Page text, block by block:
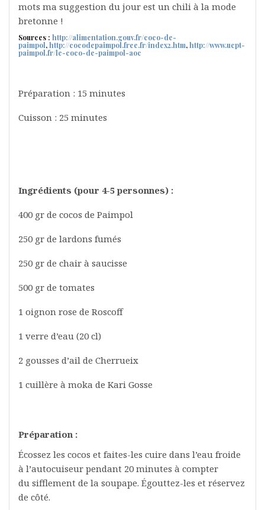
mots ma suggestion du jour est un chili à la mode
bretonne !
Sources : http://alimentation.gouv.fr/coco-de-
paimpol,http://cocodepaimpol.free.fr/index2.htm,http://www.ucpt-
paimpol.fr/le-coco-de-paimpol-aoc
Préparation : 15 minutes
Cuisson : 25 minutes
Ingrédients (pour 4-5 personnes) :
400 gr de cocos de Paimpol
250 gr de lardons fumés
250 gr de chair à saucisse
500 gr de tomates
1 oignon rose de Roscoff
1 verre d’eau (20 cl)
2 gousses d’ail de Cherrueix
1 cuillère à moka de Kari Gosse
Préparation :
Écossez les cocos et faites-les cuire dans l’eau froide
à l’autocuiseur pendant 20 minutes à compter
du sifflement de la soupape. Égouttez-les et réservez
de côté.